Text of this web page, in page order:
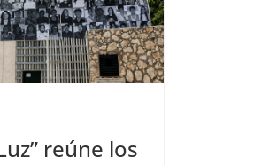
reúne los